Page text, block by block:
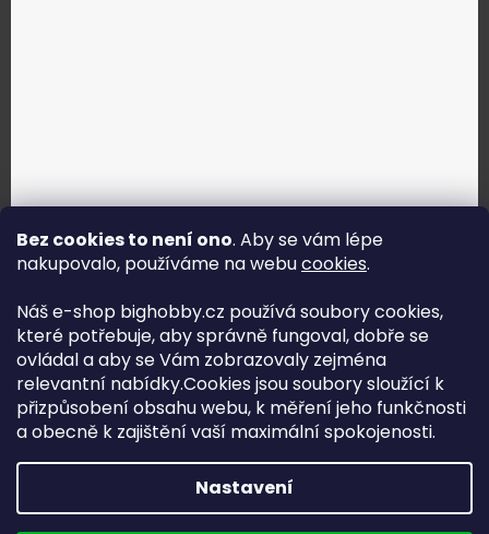
Bez cookies to není ono. Aby se vám lépe
nakupovalo, používáme na webucookies.
Náš e-shop bighobby.cz používá soubory cookies,
které potřebuje, aby správně fungoval, dobře se
ovládal a aby se Vám zobrazovaly zejména
relevantní nabídky.Cookies jsou soubory sloužící k
přizpůsobení obsahu webu, k měření jeho funkčnosti
a obecně k zajištění vaší maximální spokojenosti.
Nastavení
Jak vybrat správné servo?
Najít správné servo
Copyright (c) 2016 -2026 Big hobby.cz - všechna práva